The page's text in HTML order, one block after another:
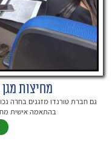
מחיצות
בהתאמה אישית